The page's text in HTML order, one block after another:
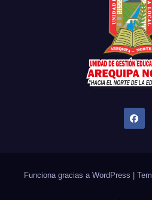
Funciona gracias a WordPress